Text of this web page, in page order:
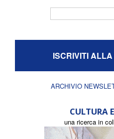
ISCRIVITI
ARCHIVIO
CULTURA
una ricerca in